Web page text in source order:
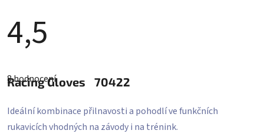
4,5
produktu
je
z
5
hvězdiček.
8 hodnocení 70422
Racing Gloves
Ideální kombinace přilnavosti a pohodlí ve funkčních
rukavicích vhodných na závody i na trénink.